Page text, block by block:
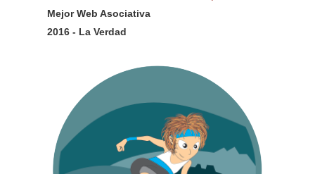
Mejor Web Asociativa
2016 - La Verdad